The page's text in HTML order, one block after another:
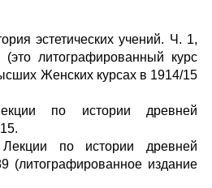
эстетических учений. Ч. 1,
литографированный курс
Женских курсах в 1914/15
по истории древней
по истории древней
издание